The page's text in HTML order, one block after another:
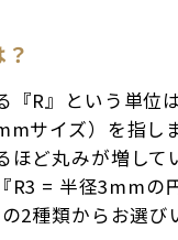
『R』という単位
サイズ）を指しま
ど丸みが増して
R3 = 半径3mmの
2種類からお選び